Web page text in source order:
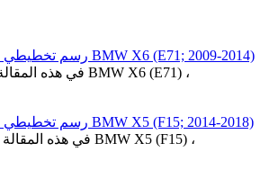
رسم تخطيطي للصمامات والمرحلات BMW X6 (E71; 2009-2014)
في هذه المقالة نعتبر الجيل الأول من BMW X6 (E71) ،
رسم تخطيطي للصمامات والمرحلات BMW X5 (F15; 2014-2018)
في هذه المقالة نعتبر الجيل الثالث من BMW X5 (F15) ،